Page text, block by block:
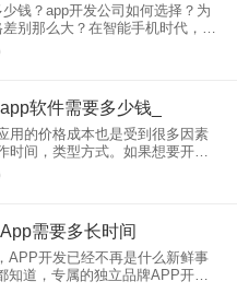
钱？app开发公司如何选择？为
别那么大？在智能手机时代，很
想开发一个自己的手机app软件，
槛高，而且行业内并没有一个固
软件需要多少钱_
用的价格成本也是受到很多因素
时间，类型方式。如果想要开发
首先需要对于开发成本有着了
件公司了解具体的价格。1.开发模
需要多长时间
APP开发已经不再是什么新鲜事
知道，专属的独立品牌APP开发